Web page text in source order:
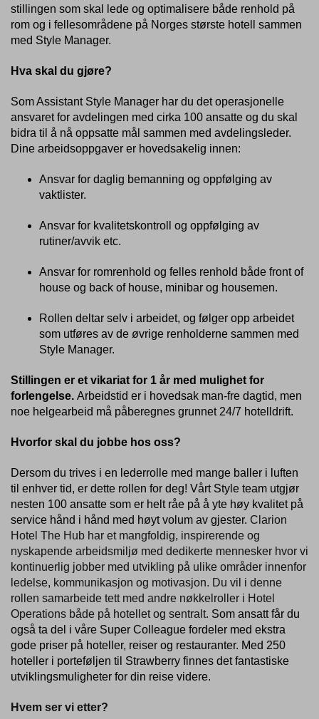
stillingen som skal lede og optimalisere både renhold på
rom og i fellesområdene på Norges største hotell sammen
med Style Manager.
Hva skal du gjøre?
Som Assistant Style Manager har du det operasjonelle
ansvaret for avdelingen med cirka 100 ansatte og du skal
bidra til å nå oppsatte mål sammen med avdelingsleder.
Dine arbeidsoppgaver er hovedsakelig innen:
Ansvar for daglig bemanning og oppfølging av
vaktlister.
Ansvar for kvalitetskontroll og oppfølging av
rutiner/avvik etc.
Ansvar for romrenhold og felles renhold både front of
house og back of house, minibar og housemen.
Rollen deltar selv i arbeidet, og følger opp arbeidet
som utføres av de øvrige renholderne sammen med
Style Manager.
Stillingen er et vikariat for 1 år med mulighet for
forlengelse. Arbeidstid er i hovedsak man-fre dagtid, men
noe helgearbeid må påberegnes grunnet 24/7 hotelldrift.
Hvorfor skal du jobbe hos oss?
Dersom du trives i en lederrolle med mange baller i luften
til enhver tid, er dette rollen for deg! Vårt Style team utgjør
nesten 100 ansatte som er helt råe på å yte høy kvalitet på
service hånd i hånd med høyt volum av gjester. Clarion
Hotel The Hub har et mangfoldig, inspirerende og
nyskapende arbeidsmiljø med dedikerte mennesker hvor vi
kontinuerlig jobber med utvikling på ulike områder innenfor
ledelse, kommunikasjon og motivasjon. Du vil i denne
rollen samarbeide tett med andre nøkkelroller i Hotel
Operations både på hotellet og sentralt. Som ansatt får du
også ta del i våre Super Colleague fordeler med ekstra
gode priser på hoteller, reiser og restauranter. Med 250
hoteller i porteføljen til Strawberry finnes det fantastiske
utviklingsmuligheter for din reise videre.
Hvem ser vi etter?